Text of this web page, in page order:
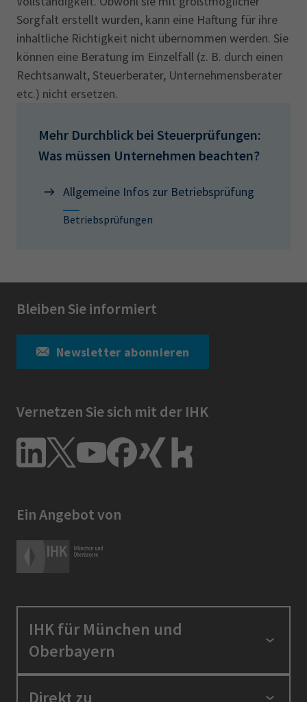
Sorgfalt erstellt wurden, kann eine Haftung für ihre
inhaltliche Richtigkeit nicht übernommen werden. Sie
können eine Beratung im Einzelfall (z. B. durch einen
Rechtsanwalt, Steuerberater, Unternehmensberater
etc.) nicht ersetzen.
Mehr Durchblick bei Steuerprüfungen:
Was müssen Unternehmen beachten?
Allgemeine Infos zur Betriebsprüfung
Betriebsprüfungen
Bleiben Sie informiert
Newsletter abonnieren
Vernetzen Sie sich mit der IHK
Ein Angebot von
IHK für München und
Oberbayern
Standortpolitik
Direkt zu